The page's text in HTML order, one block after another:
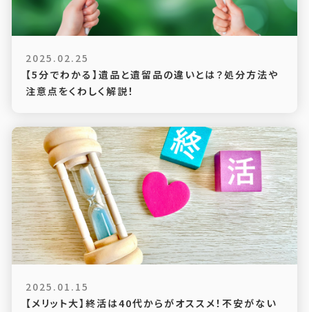
2025.02.25
【5分でわかる】遺品と遺留品の違いとは？処分方法や
注意点をくわしく解説！
2025.01.15
【メリット大】終活は40代からがオススメ！不安がない